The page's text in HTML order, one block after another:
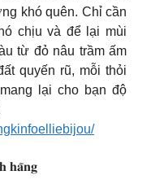
khó quên. Chỉ cần
chịu và để lại mùi
từ đỏ nâu trầm ấm
quyến rũ, mỗi thỏi
lại cho bạn độ
𝐡𝐚̃𝐧𝐠